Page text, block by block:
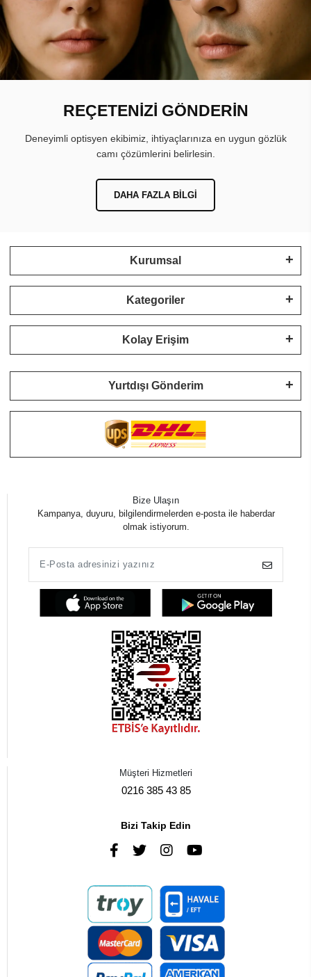
REÇETENİZİ GÖNDERİN
Deneyimli optisyen ekibimiz, ihtiyaçlarınıza en uygun gözlük
camı çözümlerini belirlesin.
DAHA FAZLA BILGI
Kurumsal
Kategoriler
Kolay Erişim
Yurtdışı Gönderim
Bize Ulaşın
Kampanya, duyuru, bilgilendirmelerden e-posta ile haberdar
olmak istiyorum.
Müşteri Hizmetleri
0216 385 43 85
Bizi Takip Edin